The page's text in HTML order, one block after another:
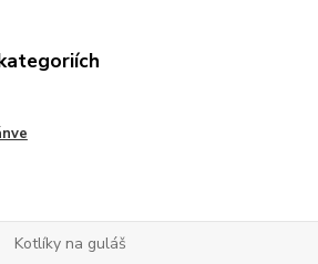
Kotlíky na guláš